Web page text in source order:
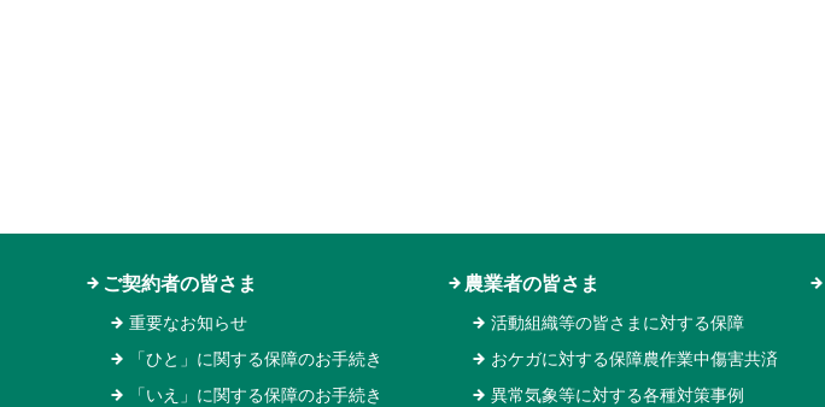
ご契約者の皆さま
重要なお知らせ
「ひと」に関する保障のお手続き
「いえ」に関する保障のお手続き
農業者の皆さま
活動組織等の皆さまに対する保障
おケガに対する保障農作業中傷害共済
異常気象等に対する各種対策事例